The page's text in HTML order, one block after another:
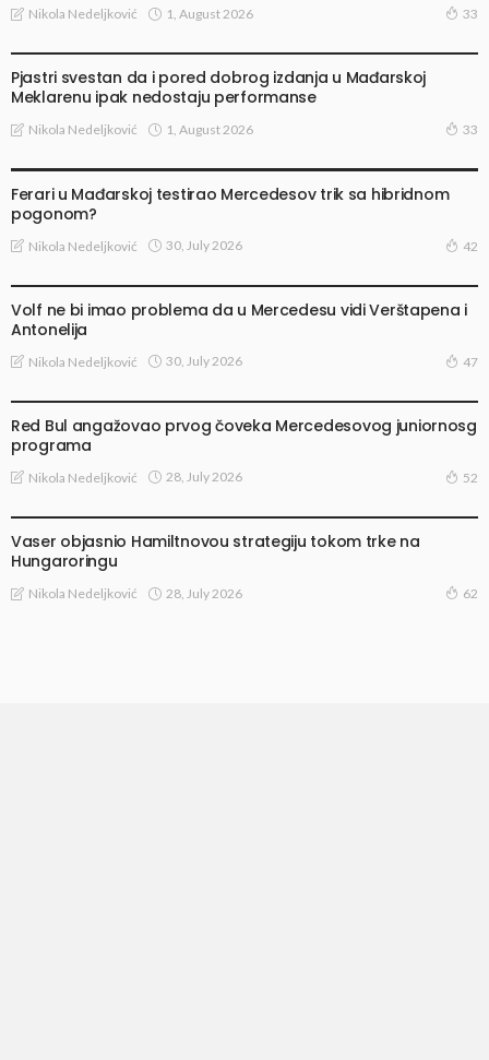
Nikola Nedeljković 1, August 2026 33
Pjastri svestan da i pored dobrog izdanja u Mađarskoj
Meklarenu ipak nedostaju performanse
Nikola Nedeljković 1, August 2026 33
Ferari u Mađarskoj testirao Mercedesov trik sa hibridnom
pogonom?
Nikola Nedeljković 30, July 2026 42
Volf ne bi imao problema da u Mercedesu vidi Verštapena i
Antonelija
Nikola Nedeljković 30, July 2026 47
Red Bul angažovao prvog čoveka Mercedesovog juniornosg
programa
Nikola Nedeljković 28, July 2026 52
Vaser objasnio Hamiltnovou strategiju tokom trke na
Hungaroringu
Nikola Nedeljković 28, July 2026 62